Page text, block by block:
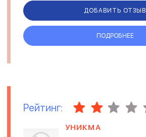
по...
ДОБАВИТЬ ОТЗЫВ
ПОДРОБНЕЕ
Рейтинг:
УНИКМА